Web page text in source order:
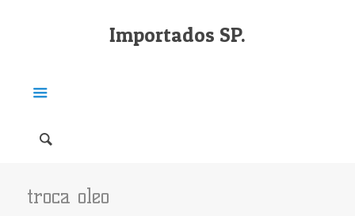
Importados SP.
troca oleo